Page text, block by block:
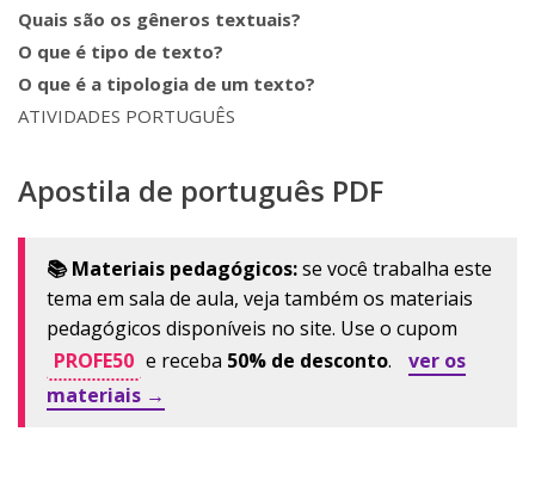
Quais são os gêneros textuais?
O que é tipo de texto?
O que é a tipologia de um texto?
ATIVIDADES PORTUGUÊS
Apostila de português PDF
📚 Materiais pedagógicos:se você trabalha este
tema em sala de aula, veja também os materiais
pedagógicos disponíveis no site. Use o cupom
PROFE50 e receba 50% de desconto.
ver os
materiais →